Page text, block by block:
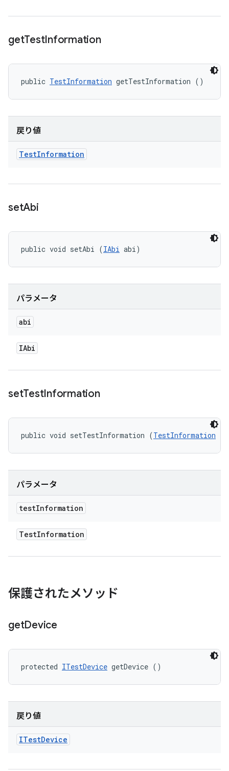
getTestInformation
public TestInformation getTestInformation ()
戻り値
TestInformation
setAbi
public void setAbi (IAbi abi)
パラメータ
abi
IAbi
setTestInformation
public void setTestInformation (TestInformation
パラメータ
testInformation
TestInformation
保護されたメソッド
getDevice
protected ITestDevice getDevice ()
戻り値
ITestDevice